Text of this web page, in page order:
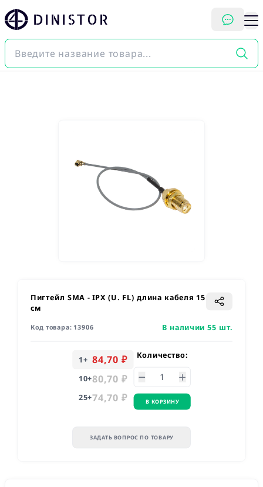
DINISTOR
Пигтейл SMA - IPX (U. FL) длина кабеля 15
см
Код товара: 13906 В наличии 55 шт.
1+ 84,70 ₽
10+80,70 ₽
25+74,70 ₽
Количество:
В КОРЗИНУ
ЗАДАТЬ ВОПРОС ПО ТОВАРУ